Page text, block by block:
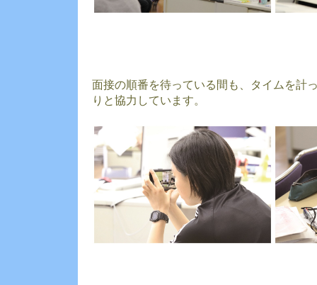
面接の順番を待っている間も、タイムを計
りと協力しています。